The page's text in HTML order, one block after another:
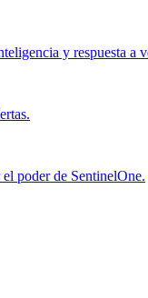
y respuesta a
poder de SentinelOne.